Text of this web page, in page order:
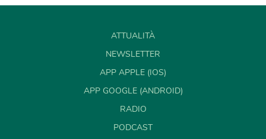
ATTUALITÀ
NEWSLETTER
APP APPLE (IOS)
APP GOOGLE (ANDROID)
RADIO
PODCAST